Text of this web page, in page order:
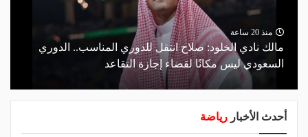
منذ 20 ساعة
مالك نادي الخلود: صلاح انتقل للدوري المناسب.. الدوري
السعودي ليس مكانًا لقضاء إجازة التقاعد
أحدث الأخبار رياضة